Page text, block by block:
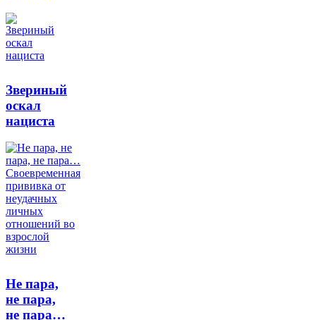
Звериный
оскал
нациста
Не пара,
не пара,
не пара…